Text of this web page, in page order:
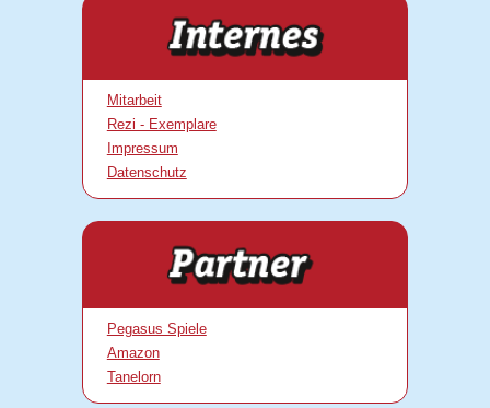
Mitarbeit
Rezi - Exemplare
Impressum
Datenschutz
Pegasus Spiele
Amazon
Tanelorn